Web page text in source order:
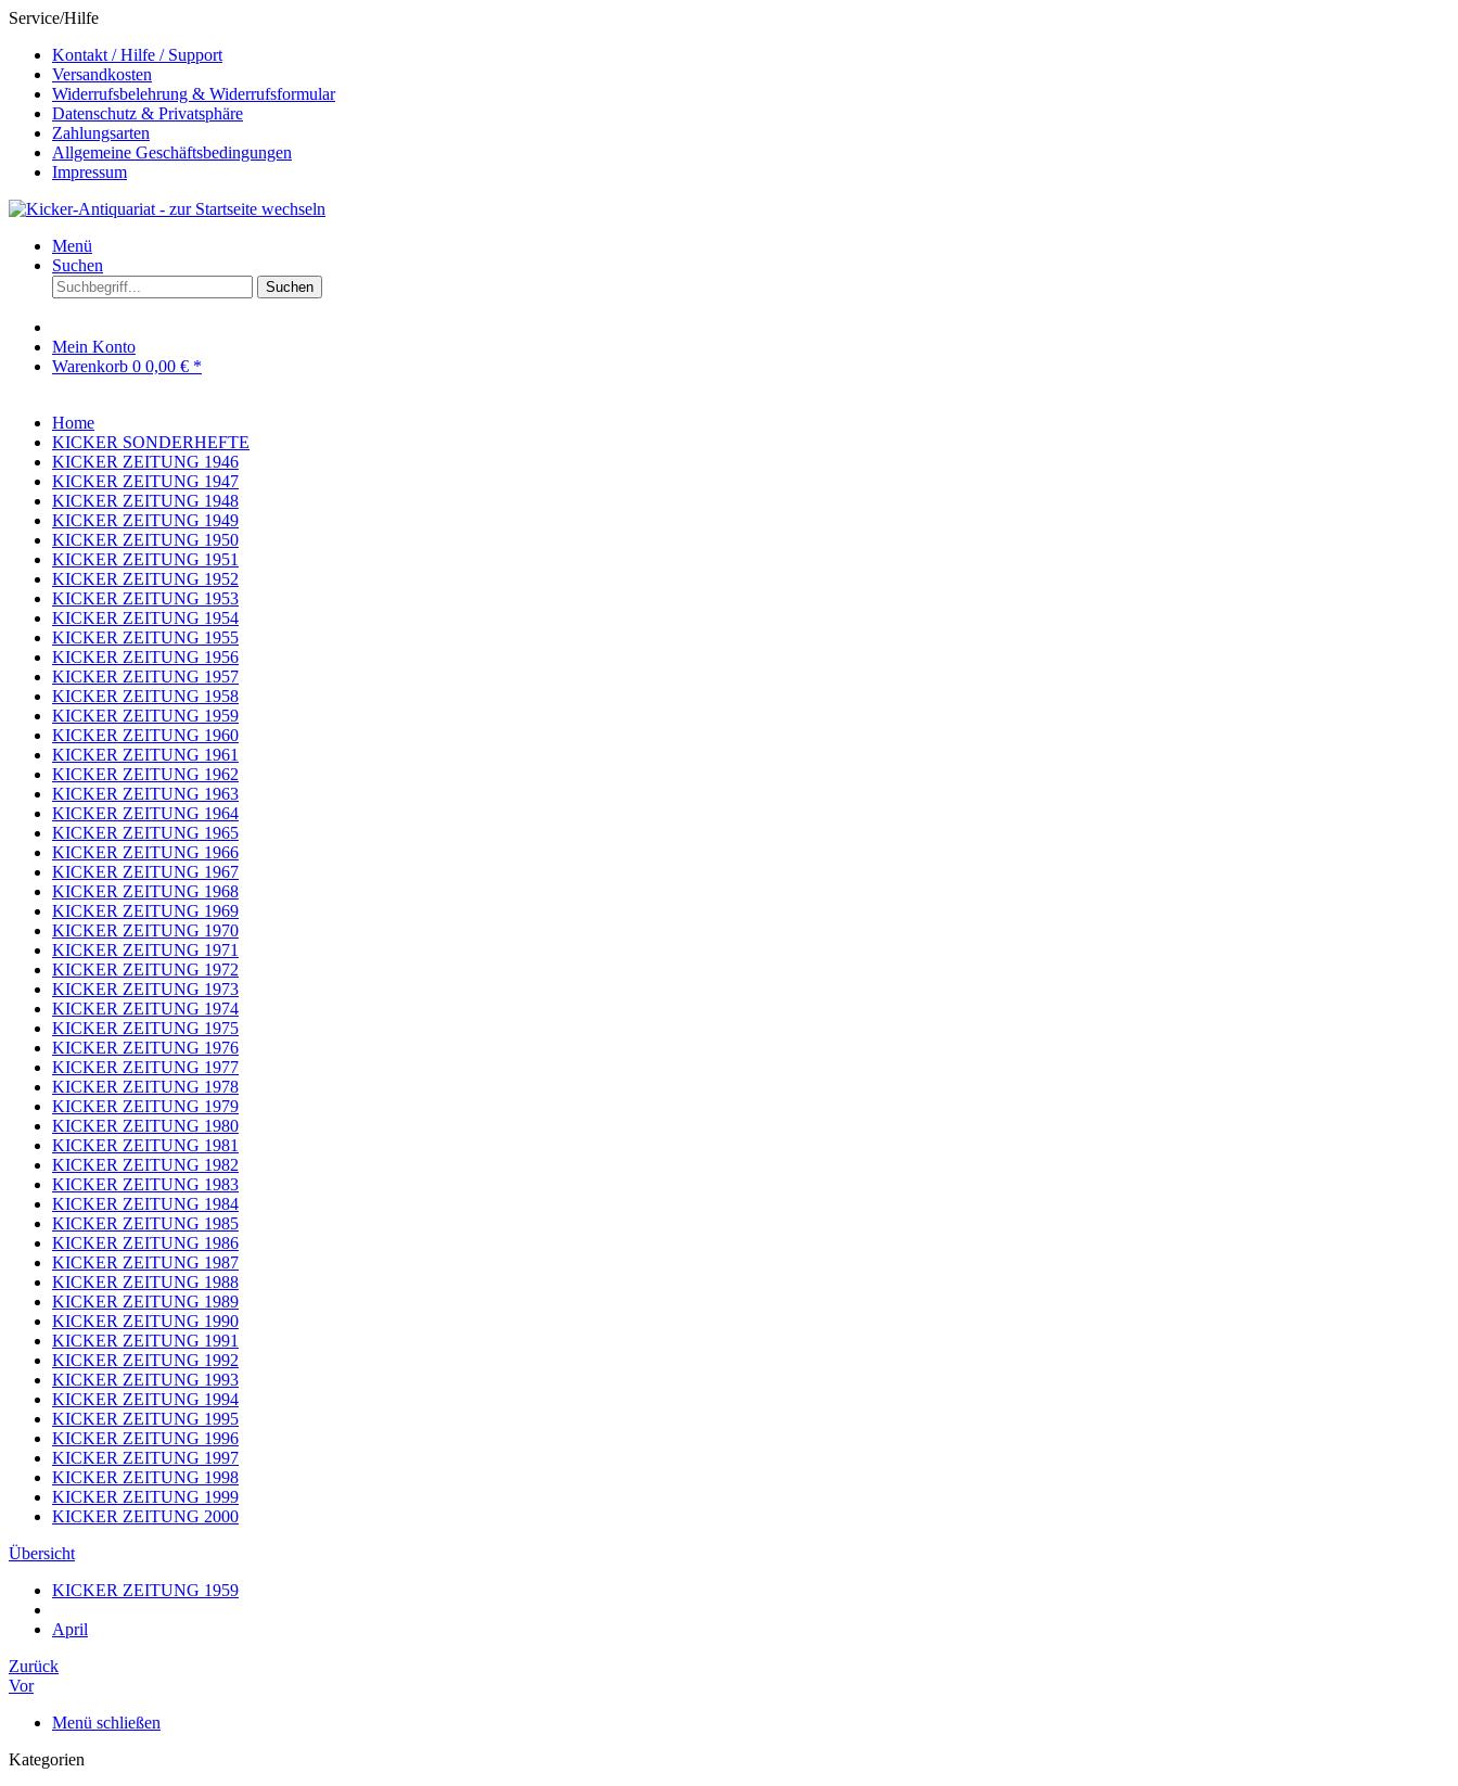
Service/Hilfe
Kontakt / Hilfe / Support
Versandkosten
Widerrufsbelehrung & Widerrufsformular
Datenschutz & Privatsphäre
Zahlungsarten
Allgemeine Geschäftsbedingungen
Impressum
Menü
Suchen
Suchen
Mein Konto
Warenkorb 0 0,00 € *
Home
KICKER SONDERHEFTE
KICKER ZEITUNG 1946
KICKER ZEITUNG 1947
KICKER ZEITUNG 1948
KICKER ZEITUNG 1949
KICKER ZEITUNG 1950
KICKER ZEITUNG 1951
KICKER ZEITUNG 1952
KICKER ZEITUNG 1953
KICKER ZEITUNG 1954
KICKER ZEITUNG 1955
KICKER ZEITUNG 1956
KICKER ZEITUNG 1957
KICKER ZEITUNG 1958
KICKER ZEITUNG 1959
KICKER ZEITUNG 1960
KICKER ZEITUNG 1961
KICKER ZEITUNG 1962
KICKER ZEITUNG 1963
KICKER ZEITUNG 1964
KICKER ZEITUNG 1965
KICKER ZEITUNG 1966
KICKER ZEITUNG 1967
KICKER ZEITUNG 1968
KICKER ZEITUNG 1969
KICKER ZEITUNG 1970
KICKER ZEITUNG 1971
KICKER ZEITUNG 1972
KICKER ZEITUNG 1973
KICKER ZEITUNG 1974
KICKER ZEITUNG 1975
KICKER ZEITUNG 1976
KICKER ZEITUNG 1977
KICKER ZEITUNG 1978
KICKER ZEITUNG 1979
KICKER ZEITUNG 1980
KICKER ZEITUNG 1981
KICKER ZEITUNG 1982
KICKER ZEITUNG 1983
KICKER ZEITUNG 1984
KICKER ZEITUNG 1985
KICKER ZEITUNG 1986
KICKER ZEITUNG 1987
KICKER ZEITUNG 1988
KICKER ZEITUNG 1989
KICKER ZEITUNG 1990
KICKER ZEITUNG 1991
KICKER ZEITUNG 1992
KICKER ZEITUNG 1993
KICKER ZEITUNG 1994
KICKER ZEITUNG 1995
KICKER ZEITUNG 1996
KICKER ZEITUNG 1997
KICKER ZEITUNG 1998
KICKER ZEITUNG 1999
KICKER ZEITUNG 2000
Übersicht
KICKER ZEITUNG 1959
April
Zurück
Vor
Menü schließen
Kategorien